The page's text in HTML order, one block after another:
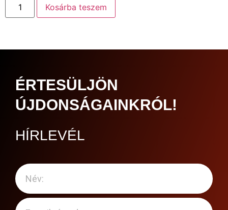
Kosárba teszem
ÉRTESÜLJÖN
ÚJDONSÁGAINKRÓL!
HÍRLEVÉL